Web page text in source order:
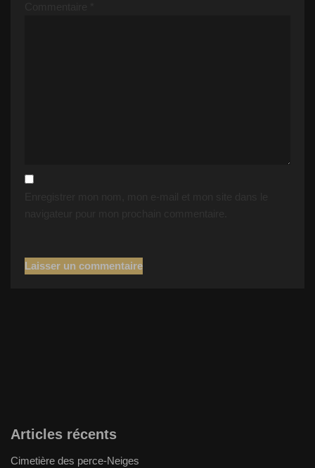
Articles récents
Cimetière des perce-Neiges